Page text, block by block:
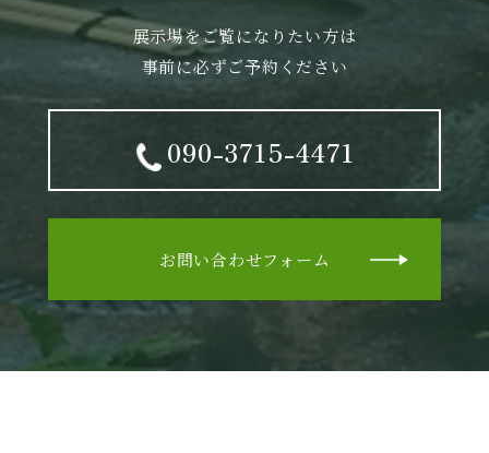
展示場をご覧になりたい方は
事前に必ずご予約ください
090-3715-4471
お問い合わせフォーム